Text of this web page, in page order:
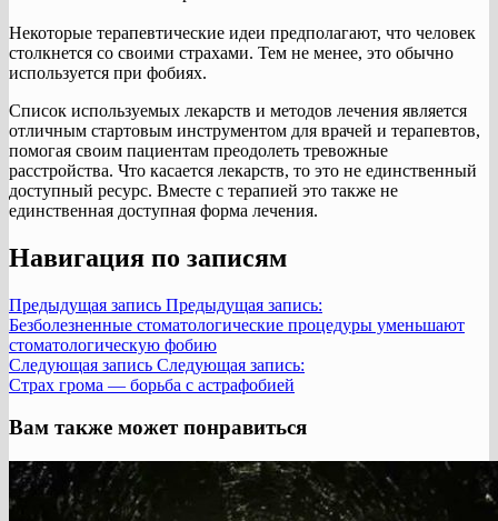
Некоторые терапевтические идеи предполагают, что человек
столкнется со своими страхами. Тем не менее, это обычно
используется при фобиях.
Список используемых лекарств и методов лечения является
отличным стартовым инструментом для врачей и терапевтов,
помогая своим пациентам преодолеть тревожные
расстройства. Что касается лекарств, то это не единственный
доступный ресурс. Вместе с терапией это также не
единственная доступная форма лечения.
Навигация по записям
Предыдущая запись Предыдущая запись:
Безболезненные стоматологические процедуры уменьшают
стоматологическую фобию
Следующая запись Следующая запись:
Страх грома — борьба с астрафобией
Вам также может понравиться